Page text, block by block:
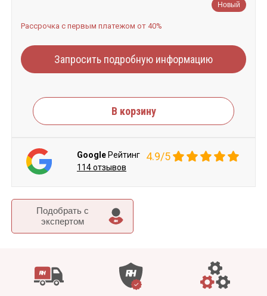
Подобрать c
экспертом
Новый
Рассрочка с первым платежом от 40%
Запросить подробную информацию
В корзину
Google Рейтинг 4.9/5
114 отзывов